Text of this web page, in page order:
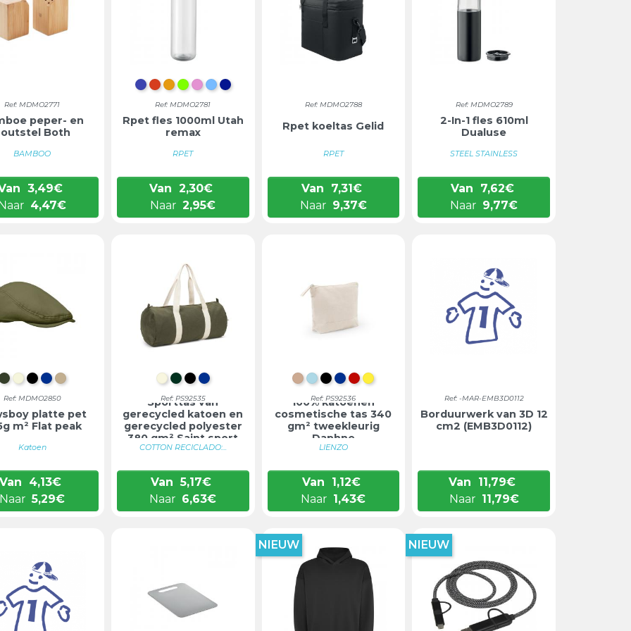
Ref: MDMO2771
peper- en
Both
BAMBOO
3,49€
4,47€
TRANSPARANT BLAUW
TRANSPARANT ROOD
TRANSPARANT ORANJE
TRANSPARANT LIMOEN GROEN
TRANSPARANT ROZE
TRANSPARANT LICHTBLAUW
KONINGSBLAUW
Ref: MDMO2781
Rpet fles 1000ml Utah
remax
RPET
Van 2,30€
Naar 2,95€
Ref: MDMO2788
Rpet koeltas Gelid
RPET
Van 7,31€
Naar 9,37€
Ref: MDMO2789
2-In-1 fles 610ml
Dualuse
STEEL STAINLESS
Van 7,62€
Naar 9,77€
LEGERGROEN
BEIGE
ZWART
BLAUW
KAKI
Ref: MDMO2850
platte pet
m² Flat peak
Katoen
Van 4,13€
Naar 5,29€
NATUURLIJK
DONKERGROEN
ZWART
BLAUW
Ref: PS92535
Sporttas van
gerecycled katoen en
gerecycled polyester
380 gm² Saint sport
COTTON RECICLADO:...
Van 5,17€
Naar 6,63€
LICHT NATUURLIJK
LICHTBLAUW
ZWART
BLAUW
ROOD
GEEL
Ref: PS92536
100% katoenen
cosmetische tas 340
gm² tweekleurig
Daphne
LIENZO
Van 1,12€
Naar 1,43€
Ref: -MAR-EMB3D0112
Borduurwerk van 3D 12
cm2 (EMB3D0112)
Van 11,79€
Naar 11,79€
NIEUW NIEUW